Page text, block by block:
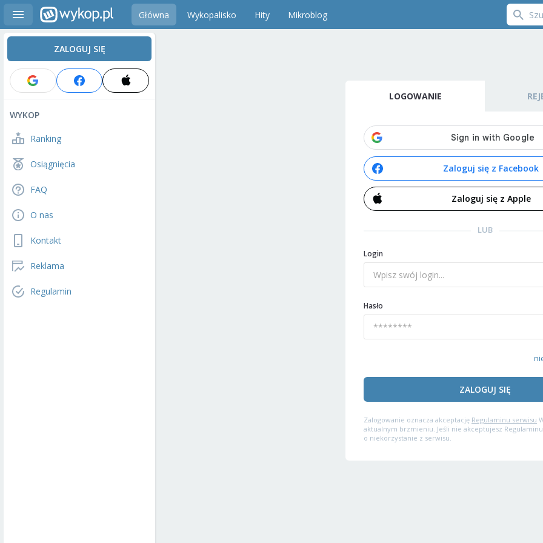
Główna Wykopalisko Hity Mikroblog
ZALOGUJ SIĘ
WYKOP
Ranking
Osiągnięcia
FAQ
O nas
Kontakt
Reklama
Regulamin
LOGOWANIE
Zaloguj się z Facebook
Zaloguj się z Apple
LUB
Login
Hasło
ZALOGUJ SIĘ
Zalogowanie oznacza akceptację Regulaminu serwisu
aktualnym brzmieniu. Jeśli nie akceptujesz
o niekorzystanie z serwisu.